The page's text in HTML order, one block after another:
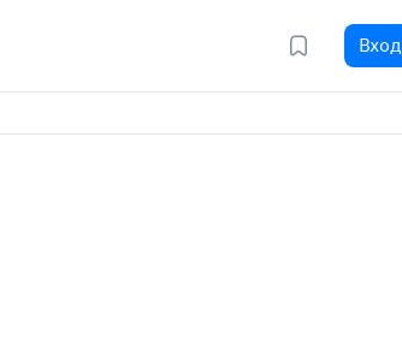
Вход